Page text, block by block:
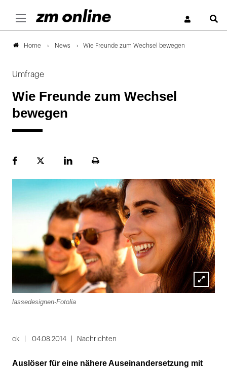
Home News Wie Freunde zum Wechsel bewegen
Umfrage
Wie Freunde zum Wechsel
bewegen
FacebookPlattformLinekdInSeite
Lightbox
lassedesignen-Fotolia
ck 04.08.2014 Nachrichten
Auslöser für eine nähere Auseinandersetzung mit